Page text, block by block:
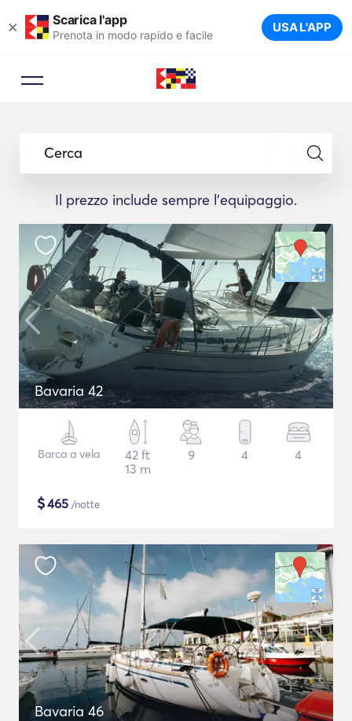
× Scarica l'app
Prenota in modo rapido e facile USA L'APP
Cerca
Il prezzo include sempre l'equipaggio.
Bavaria 42
Barca a vela
42 ft
13 m
9 4 4
$465 /notte
Bavaria 46